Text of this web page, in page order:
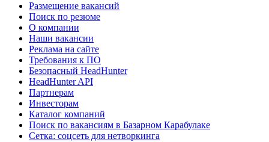
Размещение вакансий
Поиск по резюме
О компании
Наши вакансии
Реклама на сайте
Требования к ПО
Безопасный HeadHunter
HeadHunter API
Партнерам
Инвесторам
Каталог компаний
Поиск по вакансиям в Базарном Карабулаке
Сетка: соцсеть для нетворкинга